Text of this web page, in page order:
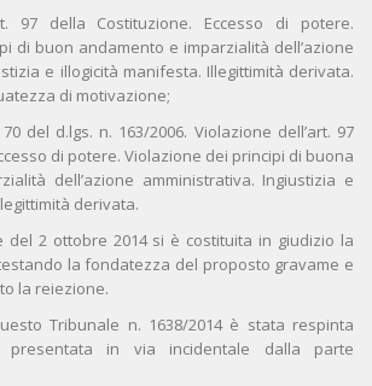
97 della Costituzione. Eccesso di potere.
di buon andamento e imparzialità dell’azione
e illogicità manifesta. Illegittimità derivata.
di motivazione;
del d.lgs. n. 163/2006. Violazione dell’art. 97
di potere. Violazione dei principi di buona
dell’azione amministrativa. Ingiustizia e
derivata.
del 2 ottobre 2014 si è costituita in giudizio la
la fondatezza del proposto gravame e
la reiezione.
Tribunale n. 1638/2014 è stata respinta
presentata in via incidentale dalla parte